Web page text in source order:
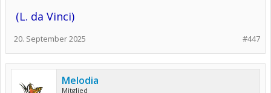
(L. da Vinci)
#447
20. September 2025
Melodia
Mitglied